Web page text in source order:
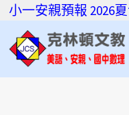
小一安親預報 2026